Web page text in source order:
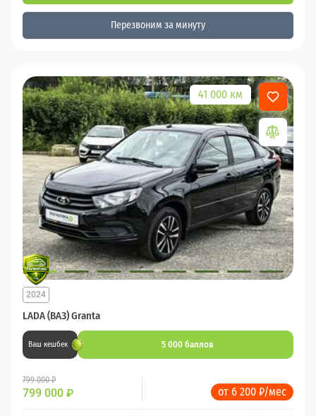
Перезвоним за минуту
41 000 км
LADA (ВАЗ) Granta
2024
Ваш кешбек 5 000 баллов
799 000 ₽
799 000 ₽ от 6 200 ₽/мес